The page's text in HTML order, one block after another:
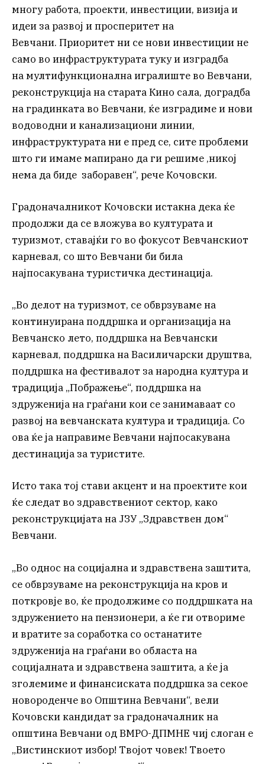
многу работа, проекти, инвестиции, визија и
идеи за развој и просперитет на
Вевчани. Приоритет ни се нови инвестиции не
само во инфраструктурата туку и изградба
на мултифункционална игралиште во Вевчани,
реконструкција на старата Кино сала, доградба
на градинката во Вевчани, ќе изградиме и нови
водоводни и канализациони линии,
инфраструктурата ни е пред се, сите проблеми
што ги имаме мапирано да ги решиме ,никој
нема да биде заборавен“, рече Кочовски.
Градоначалникот Кочовски истакна дека ќе
продолжи да се вложува во културата и
туризмот, ставајќи го во фокусот Вевчанскиот
карневал, со што Вевчани би била
најпосакувана туристичка дестинација.
„Во делот на туризмот, се обврзуваме на
континуирана поддршка и организација на
Вевчанско лето, поддршка на Вевчански
карневал, поддршка на Василичарски друштва,
поддршка на фестивалот за народна култура и
традиција „Пображење“, поддршка на
здруженија на граѓани кои се занимаваат со
развој на вевчанската култура и традиција. Со
ова ќе ја направиме Вевчани најпосакувана
дестинација за туристите.
Исто така тој стави акцент и на проектите кои
ќе следат во здравствениот сектор, како
реконструкцијата на ЈЗУ „Здравствен дом“
Вевчани.
„Во однос на социјална и здравствена заштита,
се обврзуваме на реконструкција на кров и
поткровје во, ќе продолжиме со поддршката на
здружението на пензионери, а ќе ги отвориме
и вратите за соработка со останатите
здруженија на граѓани во областа на
социјалната и здравствена заштита, а ќе ја
зголемиме и финансиската поддршка за секое
новороденче во Општина Вевчани“, вели
Кочовски кандидат за градоначалник на
општина Вевчани од ВМРО-ДПМНЕ чиј слоган е
„Вистинскиот избор! Твојот човек! Твоето